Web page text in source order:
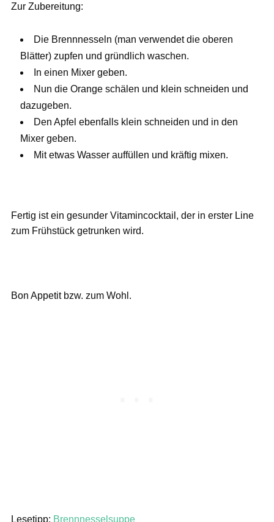
Zur Zubereitung:
Die Brennnesseln (man verwendet die oberen
Blätter) zupfen und gründlich waschen.
In einen Mixer geben.
Nun die Orange schälen und klein schneiden und
dazugeben.
Den Apfel ebenfalls klein schneiden und in den
Mixer geben.
Mit etwas Wasser auffüllen und kräftig mixen.
Fertig ist ein gesunder Vitamincocktail, der in erster Line
zum Frühstück getrunken wird.
Bon Appetit bzw. zum Wohl.
Lesetipp: Brennnesselsuppe